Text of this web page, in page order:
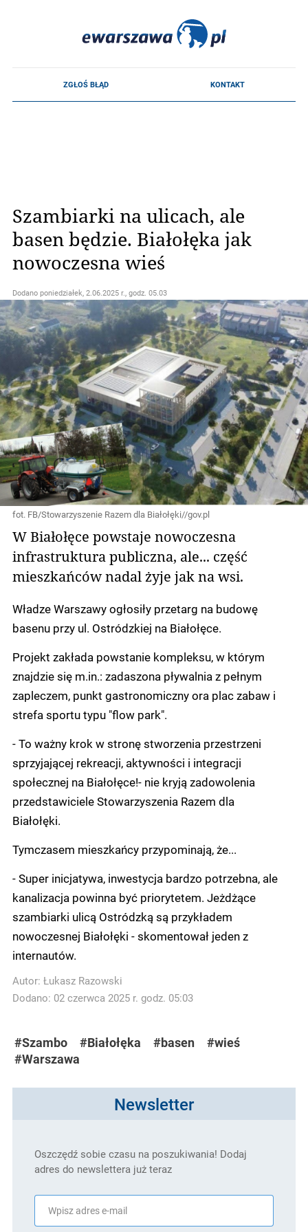
Szambiarki na ulicach, ale
basen będzie. Białołęka jak
nowoczesna wieś
Dodano poniedziałek, 2.06.2025 r., godz. 05.03
fot. FB/Stowarzyszenie Razem dla Białołęki//gov.pl
W Białołęce powstaje nowoczesna
infrastruktura publiczna, ale... część
mieszkańców nadal żyje jak na wsi.
Władze Warszawy ogłosiły przetarg na budowę
basenu przy ul. Ostródzkiej na Białołęce.
Projekt zakłada powstanie kompleksu, w którym
znajdzie się m.in.: zadaszona pływalnia z pełnym
zapleczem, punkt gastronomiczny ora plac zabaw i
strefa sportu typu "flow park".
- To ważny krok w stronę stworzenia przestrzeni
sprzyjającej rekreacji, aktywności i integracji
społecznej na Białołęce!- nie kryją zadowolenia
przedstawiciele Stowarzyszenia Razem dla
Białołęki.
Tymczasem mieszkańcy przypominają, że...
- Super inicjatywa, inwestycja bardzo potrzebna, ale
kanalizacja powinna być priorytetem. Jeżdżące
szambiarki ulicą Ostródzką są przykładem
nowoczesnej Białołęki - skomentował jeden z
internautów.
Autor: Łukasz Razowski
Dodano: 02 czerwca 2025 r. godz. 05:03
#Szambo #Białołęka #basen
#wieś
#Warszawa
Newsletter
Oszczędź sobie czasu na poszukiwania! Dodaj
adres do newslettera już teraz